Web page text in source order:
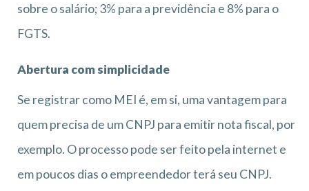
sobre o salário; 3% para a previdência e 8% para o
FGTS.
Abertura com simplicidade
Se registrar como MEI é, em si, uma vantagem para
quem precisa de um CNPJ para emitir nota fiscal, por
exemplo. O processo pode ser feito pela internet e
em poucos dias o empreendedor terá seu CNPJ.